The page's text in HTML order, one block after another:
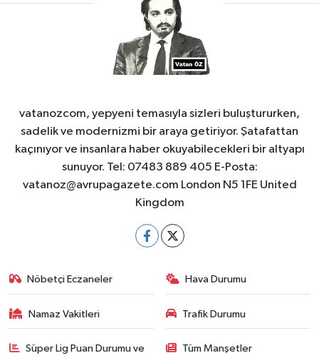
vatanozcom, yepyeni temasıyla sizleri buluştururken,
sadelik ve modernizmi bir araya getiriyor. Şatafattan
kaçınıyor ve insanlara haber okuyabilecekleri bir altyapı
sunuyor. Tel: 07483 889 405 E-Posta:
vatanoz@avrupagazete.com London N5 1FE United
Kingdom
Nöbetçi Eczaneler Hava Durumu
Namaz Vakitleri Trafik Durumu
Süper Lig Puan Durumu ve Tüm Manşetler